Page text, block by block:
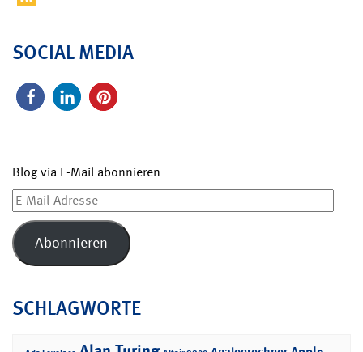
SOCIAL MEDIA
Blog via E-Mail abonnieren
E-
Mail-
Adresse
Abonnieren
SCHLAGWORTE